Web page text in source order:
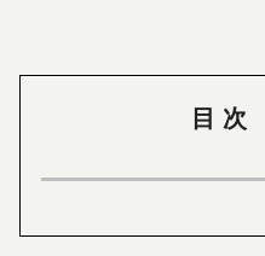
目次